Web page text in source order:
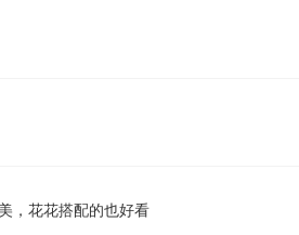
，花花搭配的也好看